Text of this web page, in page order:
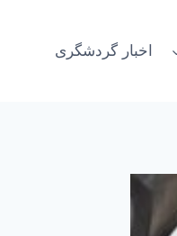
اخبار گردشگری